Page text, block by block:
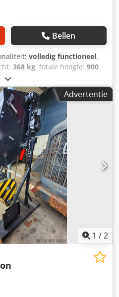
Bellen
volledig functioneel,
368 kg, totale hoogte: 900
, totale breedte:
lier Fabrikant: Manitou
Hoogte (mm): 900 Lengte
1.500 Gewicht (kg): 368
(mm): 820
Advertentie
1 /2